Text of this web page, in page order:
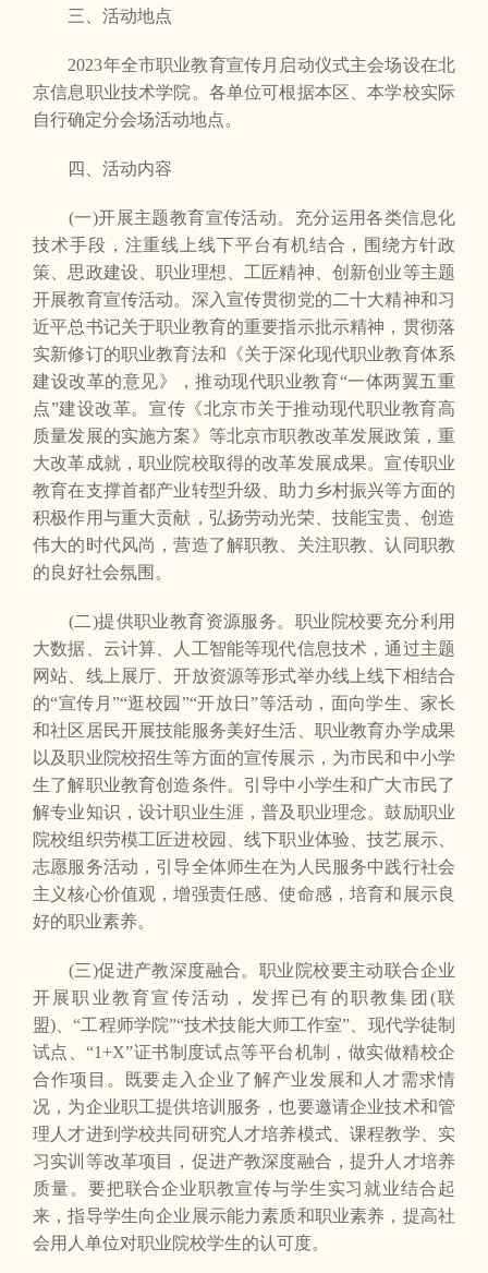
三、活动地点
2023年全市职业教育宣传月启动仪式主会场设在北
京信息职业技术学院。各单位可根据本区、本学校实际
自行确定分会场活动地点。
四、活动内容
(一)开展主题教育宣传活动。充分运用各类信息化
技术手段，注重线上线下平台有机结合，围绕方针政
策、思政建设、职业理想、工匠精神、创新创业等主题
开展教育宣传活动。深入宣传贯彻党的二十大精神和习
近平总书记关于职业教育的重要指示批示精神，贯彻落
实新修订的职业教育法和《关于深化现代职业教育体系
建设改革的意见》，推动现代职业教育“一体两翼五重
点”建设改革。宣传《北京市关于推动现代职业教育高
质量发展的实施方案》等北京市职教改革发展政策，重
大改革成就，职业院校取得的改革发展成果。宣传职业
教育在支撑首都产业转型升级、助力乡村振兴等方面的
积极作用与重大贡献，弘扬劳动光荣、技能宝贵、创造
伟大的时代风尚，营造了解职教、关注职教、认同职教
的良好社会氛围。
(二)提供职业教育资源服务。职业院校要充分利用
大数据、云计算、人工智能等现代信息技术，通过主题
网站、线上展厅、开放资源等形式举办线上线下相结合
的“宣传月”“逛校园”“开放日”等活动，面向学生、家长
和社区居民开展技能服务美好生活、职业教育办学成果
以及职业院校招生等方面的宣传展示，为市民和中小学
生了解职业教育创造条件。引导中小学生和广大市民了
解专业知识，设计职业生涯，普及职业理念。鼓励职业
院校组织劳模工匠进校园、线下职业体验、技艺展示、
志愿服务活动，引导全体师生在为人民服务中践行社会
主义核心价值观，增强责任感、使命感，培育和展示良
好的职业素养。
(三)促进产教深度融合。职业院校要主动联合企业
开展职业教育宣传活动，发挥已有的职教集团(联
盟)、“工程师学院”“技术技能大师工作室”、现代学徒制
试点、“1+X”证书制度试点等平台机制，做实做精校企
合作项目。既要走入企业了解产业发展和人才需求情
况，为企业职工提供培训服务，也要邀请企业技术和管
理人才进到学校共同研究人才培养模式、课程教学、实
习实训等改革项目，促进产教深度融合，提升人才培养
质量。要把联合企业职教宣传与学生实习就业结合起
来，指导学生向企业展示能力素质和职业素养，提高社
会用人单位对职业院校学生的认可度。